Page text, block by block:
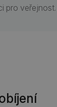
pro veřejnost.